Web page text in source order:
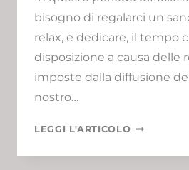
bisogno di regalarci un
relax, e dedicare, il tempo
disposizione a causa delle
imposte dalla diffusione
nostro…
LEGGI L'ARTICOLO